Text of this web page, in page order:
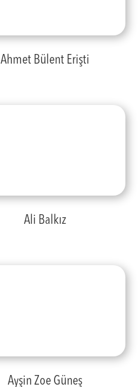
Ahmet Bülent Erişti
Ali Balkız
Ayşin Zoe Güneş